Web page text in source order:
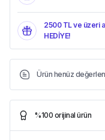
2500 TL ve üzeri
HEDİYE!
Ürün henüz
%100 orijinal ürün